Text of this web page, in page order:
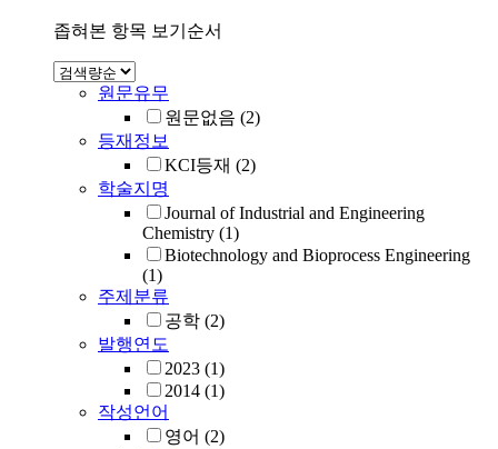
좁혀본 항목 보기순서
원문유무
원문없음 (2)
등재정보
KCI등재 (2)
학술지명
Journal of Industrial and Engineering
Chemistry (1)
Biotechnology and Bioprocess Engineering
(1)
주제분류
공학 (2)
발행연도
2023 (1)
2014 (1)
작성언어
영어 (2)